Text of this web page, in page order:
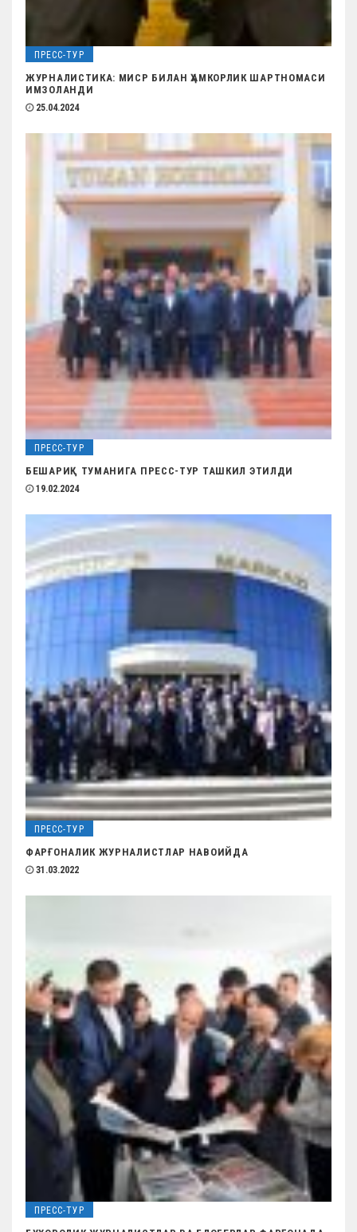
м
ПРЕСС-ТУР
ЖУРНАЛИСТИКА: МИСР БИЛАН ҲАМКОРЛИК ШАРТНОМАСИ
ИМЗОЛАНДИ
25.04.2024
ПРЕСС-ТУР
БЕШАРИҚ ТУМАНИГА ПРЕСС-ТУР ТАШКИЛ ЭТИЛДИ
19.02.2024
ПРЕСС-ТУР
ФАРҒОНАЛИК ЖУРНАЛИСТЛАР НАВОИЙДА
31.03.2022
ПРЕСС-ТУР